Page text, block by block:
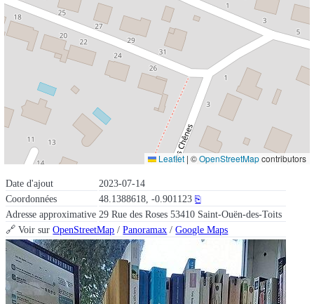
Date d'ajout
2023-07-14
Coordonnées
48.1388618, -0.901123 ⎘
Adresse approximative 29 Rue des Roses 53410 Saint-Ouën-des-Toits
🔗 Voir surOpenStreetMap /Panoramax /Google Maps
Leaflet | ©OpenStreetMapcontributors